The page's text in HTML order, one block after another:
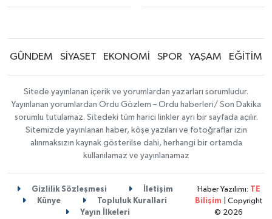
GÜNDEM SİYASET EKONOMİ SPOR YAŞAM EĞİTİM
Sitede yayınlanan içerik ve yorumlardan yazarları sorumludur.
Yayınlanan yorumlardan Ordu Gözlem – Ordu haberleri/ Son Dakika
sorumlu tutulamaz. Sitedeki tüm harici linkler ayrı bir sayfada açılır.
Sitemizde yayınlanan haber, köşe yazıları ve fotoğraflar izin
alınmaksızın kaynak gösterilse dahi, herhangi bir ortamda
kullanılamaz ve yayınlanamaz
Gizlilik Sözleşmesi
İletişim
Künye
Topluluk Kurallari
Yayın İlkeleri
Haber Yazılımı:
TE
Bilişim | Copyright
© 2026